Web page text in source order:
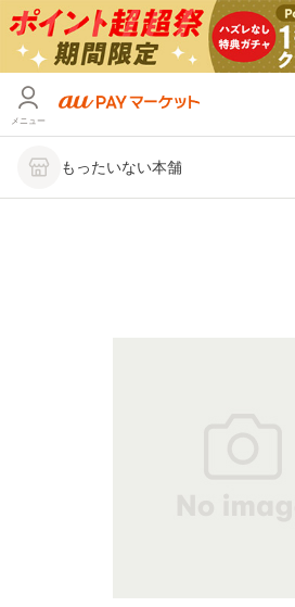
メニュー
もったいない本舗